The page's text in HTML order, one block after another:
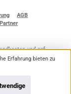
AGB
Partner
und ggf.
by
Erfahrung bieten zu